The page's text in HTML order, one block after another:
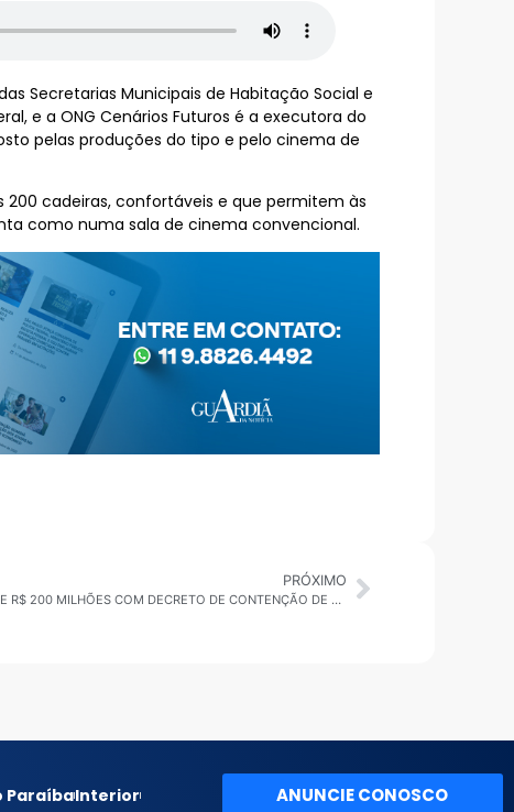
Secretarias Municipais de Habitação Social e
e a ONG Cenários Futuros é a executora do
pelas produções do tipo e pelo cinema de
cadeiras, confortáveis e que permitem às
como numa sala de cinema convencional.
PRÓXIMO
SÃO SEBASTIÃO ECONOMIZA MAIS DE R$ 200 MILHÕES COM DECRETO DE CONTENÇÃO DE DESPESAS
ParaíbaInterior
ANUNCIE CONOSCO